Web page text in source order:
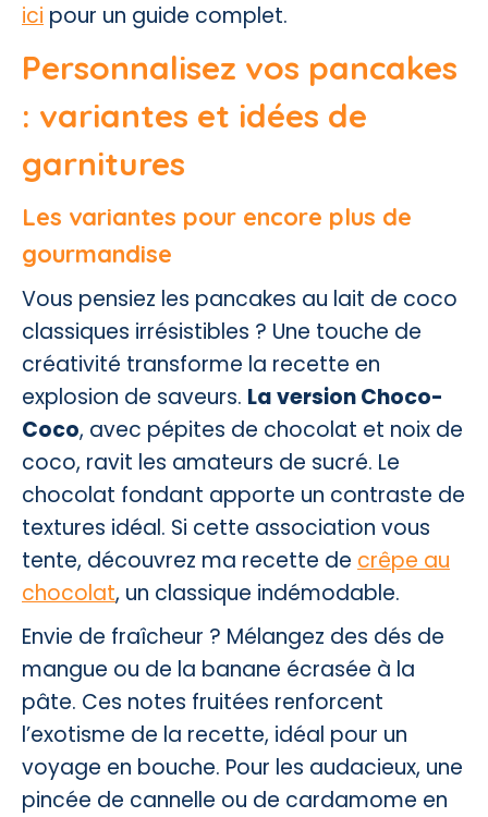
ici pour un guide complet.
Personnalisez vos pancakes
: variantes et idées de
garnitures
Les variantes pour encore plus de
gourmandise
Vous pensiez les pancakes au lait de coco
classiques irrésistibles ? Une touche de
créativité transforme la recette en
explosion de saveurs. La version Choco-
Coco, avec pépites de chocolat et noix de
coco, ravit les amateurs de sucré. Le
chocolat fondant apporte un contraste de
textures idéal. Si cette association vous
tente, découvrez ma recette de crêpe au
chocolat, un classique indémodable.
Envie de fraîcheur ? Mélangez des dés de
mangue ou de la banane écrasée à la
pâte. Ces notes fruitées renforcent
l’exotisme de la recette, idéal pour un
voyage en bouche. Pour les audacieux, une
pincée de cannelle ou de cardamome en